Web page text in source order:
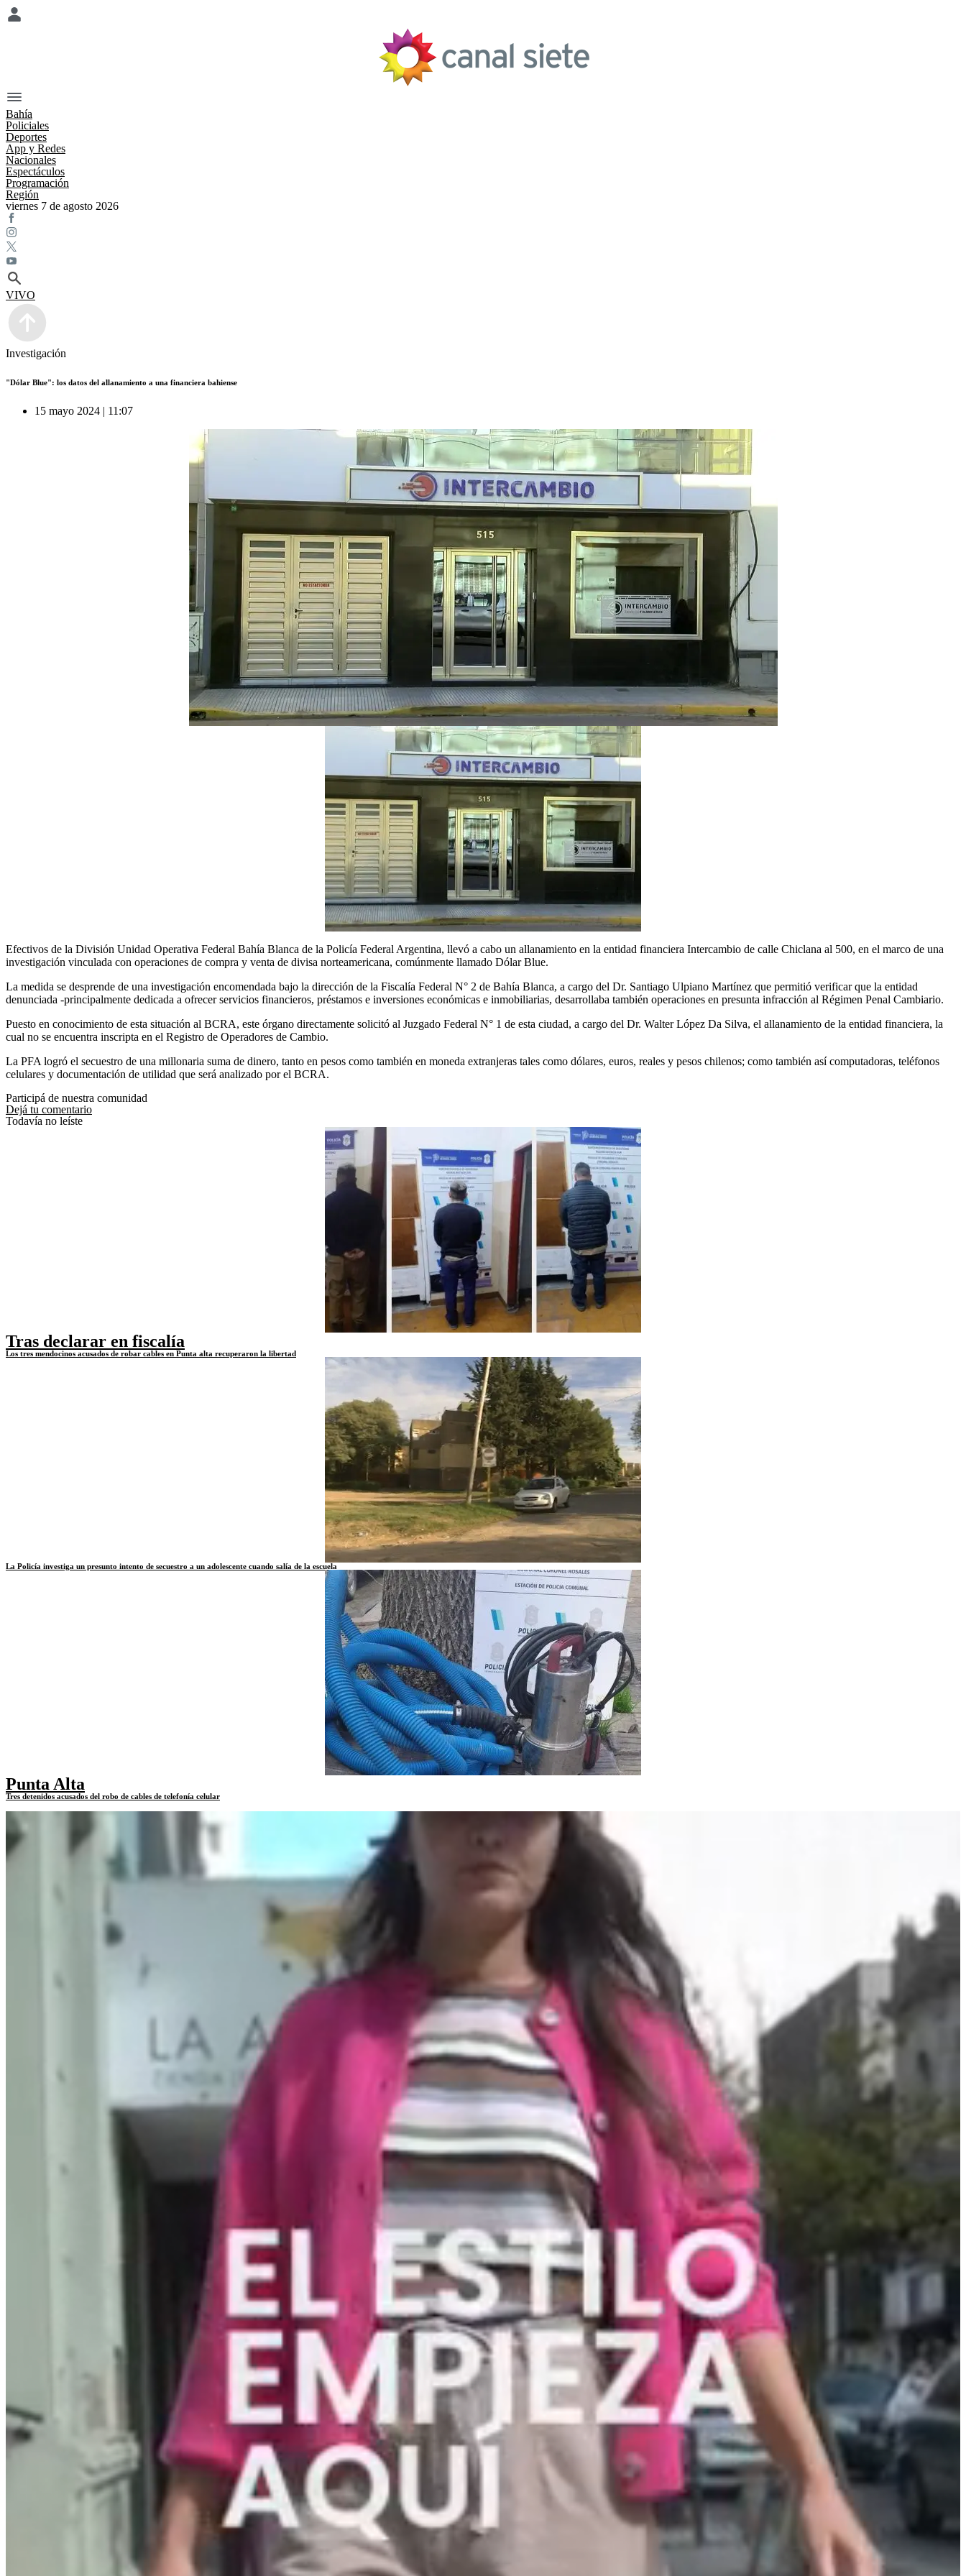
Bahía
Policiales
Deportes
App y Redes
Nacionales
Espectáculos
Programación
Región
viernes 7 de agosto 2026
VIVO
Investigación
"Dólar Blue": los datos del allanamiento a una financiera bahiense
15 mayo 2024 | 11:07
Efectivos de la División Unidad Operativa Federal Bahía Blanca de la Policía Federal Argentina, llevó a cabo un allanamiento en la entidad financiera Intercambio de calle Chiclana al 500, en el marco de una
investigación vinculada con operaciones de compra y venta de divisa norteamericana, comúnmente llamado Dólar Blue.
La medida se desprende de una investigación encomendada bajo la dirección de la Fiscalía Federal N° 2 de Bahía Blanca, a cargo del Dr. Santiago Ulpiano Martínez que permitió verificar que la entidad
denunciada -principalmente dedicada a ofrecer servicios financieros, préstamos e inversiones económicas e inmobiliarias, desarrollaba también operaciones en presunta infracción al Régimen Penal Cambiario.
Puesto en conocimiento de esta situación al BCRA, este órgano directamente solicitó al Juzgado Federal N° 1 de esta ciudad, a cargo del Dr. Walter López Da Silva, el allanamiento de la entidad financiera, la
cual no se encuentra inscripta en el Registro de Operadores de Cambio.
La PFA logró el secuestro de una millonaria suma de dinero, tanto en pesos como también en moneda extranjeras tales como dólares, euros, reales y pesos chilenos; como también así computadoras, teléfonos
celulares y documentación de utilidad que será analizado por el BCRA.
Participá de nuestra comunidad
Dejá tu comentario
Todavía no leíste
Tras declarar en fiscalía
Los tres mendocinos acusados de robar cables en Punta alta recuperaron la libertad
La Policía investiga un presunto intento de secuestro a un adolescente cuando salía de la escuela
Punta Alta
Tres detenidos acusados del robo de cables de telefonía celular